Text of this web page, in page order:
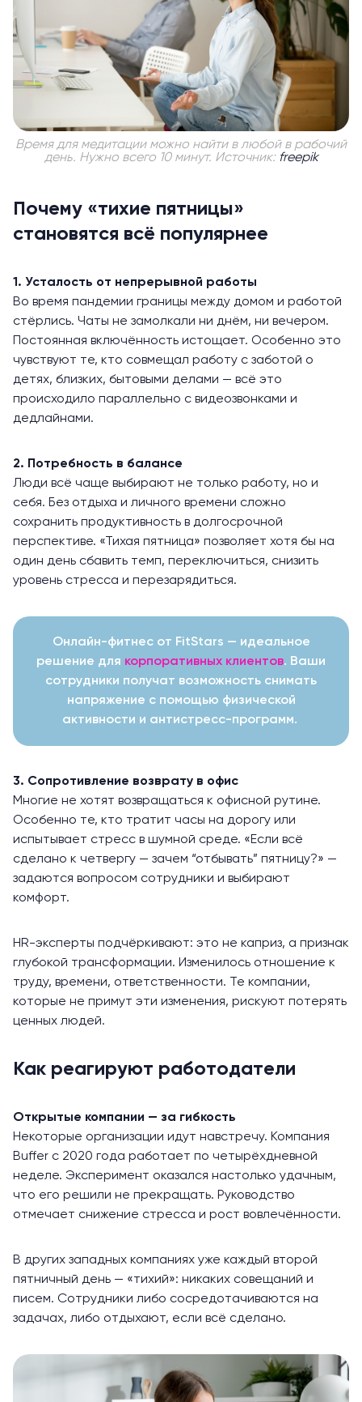
Время для медитации можно найти в любой в рабочий
день. Нужно всего 10 минут. Источник: freepik
Почему «тихие пятницы»
становятся всё популярнее
1. Усталость от непрерывной работы
Во время пандемии границы между домом и работой
стёрлись. Чаты не замолкали ни днём, ни вечером.
Постоянная включённость истощает. Особенно это
чувствуют те, кто совмещал работу с заботой о
детях, близких, бытовыми делами — всё это
происходило параллельно с видеозвонками и
дедлайнами.
2. Потребность в балансе
Люди всё чаще выбирают не только работу, но и
себя. Без отдыха и личного времени сложно
сохранить продуктивность в долгосрочной
перспективе. «Тихая пятница» позволяет хотя бы на
один день сбавить темп, переключиться, снизить
уровень стресса и перезарядиться.
Онлайн-фитнес от FitStars — идеальное
решение для корпоративных клиентов. Ваши
сотрудники получат возможность снимать
напряжение с помощью физической
активности и антистресс-программ.
3. Сопротивление возврату в офис
Многие не хотят возвращаться к офисной рутине.
Особенно те, кто тратит часы на дорогу или
испытывает стресс в шумной среде. «Если всё
сделано к четвергу — зачем “отбывать” пятницу?» —
задаются вопросом сотрудники и выбирают
комфорт.
HR-эксперты подчёркивают: это не каприз, а признак
глубокой трансформации. Изменилось отношение к
труду, времени, ответственности. Те компании,
которые не примут эти изменения, рискуют потерять
ценных людей.
Как реагируют работодатели
Открытые компании — за гибкость
Некоторые организации идут навстречу. Компания
Buffer с 2020 года работает по четырёхдневной
неделе. Эксперимент оказался настолько удачным,
что его решили не прекращать. Руководство
отмечает снижение стресса и рост вовлечённости.
В других западных компаниях уже каждый второй
пятничный день — «тихий»: никаких совещаний и
писем. Сотрудники либо сосредотачиваются на
задачах, либо отдыхают, если всё сделано.